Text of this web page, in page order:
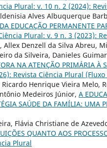
Plural: v. 10 n. 2 (2024):
Alves Albuquerque
EDUCAÇÃO PERMANENTE
Plural: v. 9 n. 3 (2023):
Allex Denzell da Silva Abreu,
da Silveira, Danieles
NA ATENÇÃO PRIMÁRIA À
Revista Ciência Plural
Henrique Vieira Melo,
Medeiros Júnior, A
SAÚDE DA FAMÍLIA: UMA
Flávia Christiane de
QUANTO AOS
Plural